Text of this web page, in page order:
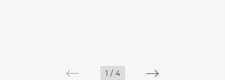
1 / 4